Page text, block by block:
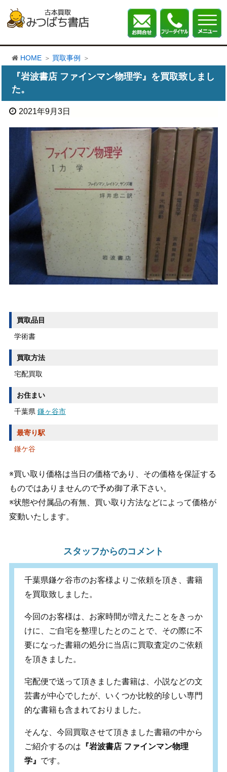
HOME 買取事例
『岩波書店 ファインマン物理学』を買取致しまし
た。
2021年9月3日
買取品目
学術書
買取方法
宅配買取
お住まい
千葉県 鎌ヶ谷市
最寄り駅
鎌ケ谷
※買い取り価格は当日の価格であり、その価格を保証する
ものではありませんので予め御了承下さい。
※状態や付属品の有無、買い取り方法などによって価格が
変動いたします。
スタッフからのコメント
千葉県鎌ケ谷市のお客様よりご依頼を頂き、書籍
を買取致しました。
今回のお客様は、お家時間が増えたことをきっか
けに、ご自宅を整理したとのことで、その際に不
要になった書籍の処分に当店に買取査定のご依頼
を頂きました。
宅配便で送って頂きました書籍は、小説などの文
芸書が中心でしたが、いくつか比較的珍しい専門
的な書籍も含まれておりました。
そんな、今回買取させて頂きました書籍の中から
ご紹介するのは 『岩波書店 ファインマン物理
学』 です。